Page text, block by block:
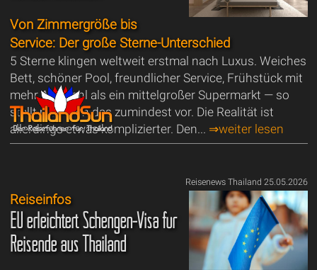
Von Zimmergröße bis
Service: Der große Sterne-Unterschied
5 Sterne klingen weltweit erstmal nach Luxus. Weiches
Bett, schöner Pool, freundlicher Service, Frühstück mit
mehr Auswahl als ein mittelgroßer Supermarkt — so
stellt man sich das zumindest vor. Die Realität ist
allerdings etwas komplizierter. Den... ⇒weiter lesen
Reisenews Thailand 25.05.2026
Reiseinfos
EU erleichtert Schengen-Visa für
Reisende aus Thailand